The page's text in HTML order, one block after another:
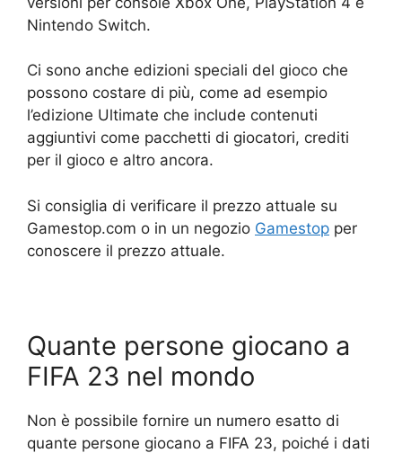
Nintendo Switch.
Ci sono anche edizioni speciali del gioco che
possono costare di più, come ad esempio
l’edizione Ultimate che include contenuti
aggiuntivi come pacchetti di giocatori, crediti
per il gioco e altro ancora.
Si consiglia di verificare il prezzo attuale su
Gamestop.com o in un negozio Gamestop per
conoscere il prezzo attuale.
Quante persone giocano a
FIFA 23 nel mondo
Non è possibile fornire un numero esatto di
quante persone giocano a FIFA 23, poiché i dati